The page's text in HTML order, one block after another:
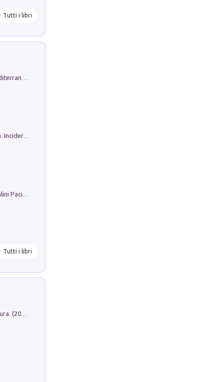
Tutti i libri
Ho Camminato Alla Luce Della Storia. Incidere per Pasolini. Quaderni di Incisione Contemporanea n 30
Tutti i libri